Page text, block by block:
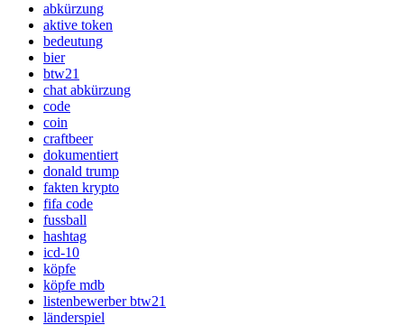
abkürzung
aktive token
bedeutung
bier
btw21
chat abkürzung
code
coin
craftbeer
dokumentiert
donald trump
fakten krypto
fifa code
fussball
hashtag
icd-10
köpfe
köpfe mdb
listenbewerber btw21
länderspiel